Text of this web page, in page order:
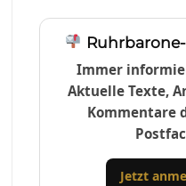
Immer
Aktuelle Texte,
Kommentare
Jetzt